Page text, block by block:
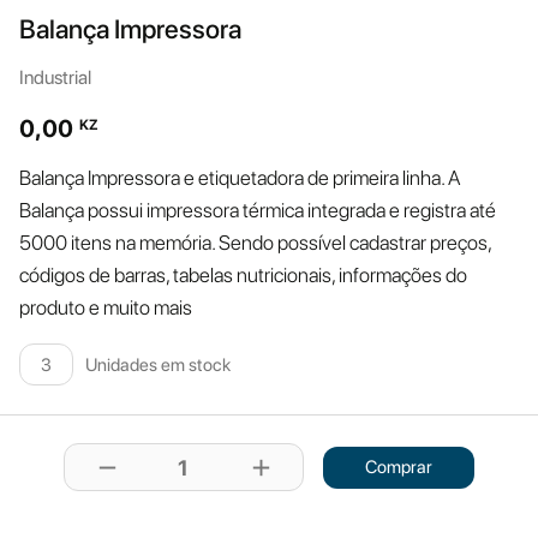
Balança Impressora
Industrial
0,00 KZ
Balança Impressora e etiquetadora de primeira linha. A
Balança possui impressora térmica integrada e registra até
5000 itens na memória. Sendo possível cadastrar preços,
códigos de barras, tabelas nutricionais, informações do
produto e muito mais
3 Unidades em stock
remove 1 add Comprar